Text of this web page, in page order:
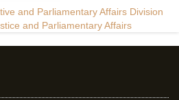
and Parliamentary Affairs Division
and Parliamentary Affairs